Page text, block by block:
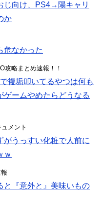
向け、PS4→陽キャリ
か
危なかった
攻略まとめ速報！！
複垢叩いてるやつは何も
ゲームやめたらどうなる
メント
がうっすい化粧で人前に
ｗ
と『意外と』美味いもの